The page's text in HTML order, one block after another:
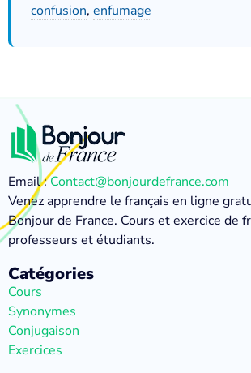
confusion, enfumage
Email :Contact@bonjourdefrance.com
Venez apprendre le français en ligne
Bonjour de France. Cours et exercice de
professeurs et étudiants.
Catégories
Cours
Synonymes
Conjugaison
Exercices